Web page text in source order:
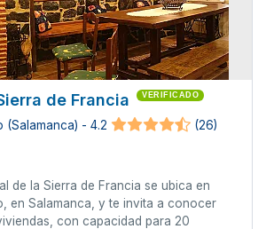
de Francia VERIFICADO
(Salamanca) - 4.2
(26)
de la Sierra de Francia se ubica en
en Salamanca, y te invita a conocer
con capacidad para 20